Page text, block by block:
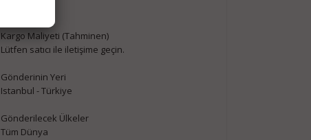
Kargo Maliyeti (Tahminen)
Lütfen satıcı ile iletişime geçin.
Gönderinin Yeri
Istanbul - Türkiye
Gönderilecek Ülkeler
Tüm Dünya